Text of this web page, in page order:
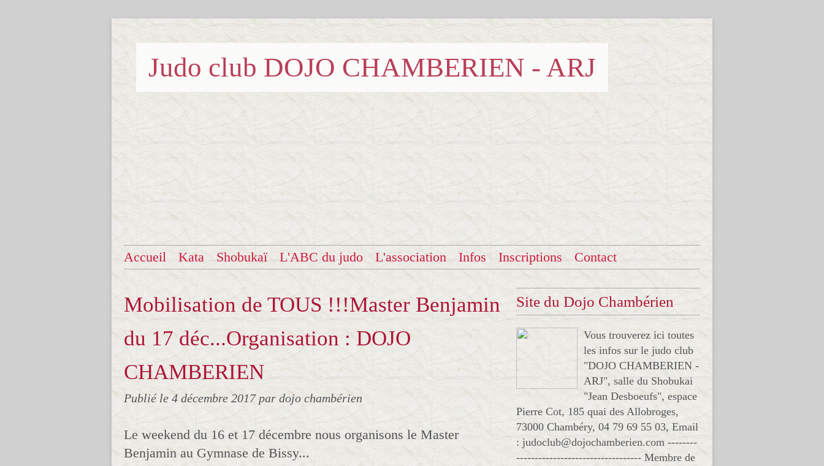
Judo club DOJO CHAMBERIEN - ARJ
Accueil Kata Shobukaï L'ABC du judo L'association Infos Inscriptions Contact
Mobilisation de TOUS !!!Master Benjamin
du 17 déc...Organisation : DOJO
CHAMBERIEN
Publié le 4 décembre 2017 par dojo chambérien
Le weekend du 16 et 17 décembre nous organisons le Master
Benjamin au Gymnase de Bissy...
Site du Dojo Chambérien
Vous trouverez ici toutes
les infos sur le judo club
"DOJO CHAMBERIEN -
ARJ", salle du Shobukai
"Jean Desboeufs", espace
Pierre Cot, 185 quai des Allobroges,
73000 Chambéry, 04 79 69 55 03, Email
: judoclub@dojochamberien.com --------
---------------------------------- Membre de